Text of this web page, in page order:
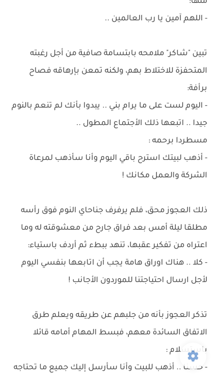
- اللهم آمين يا رب العالمين ..
تبين "شاكر" ملامحه بابتسامة صافية من أجل رغبته
المتحفزة للاختلاط بهم، ولكنه تمعن بإرهاقه فصاح
برأفة:
- اليوم لست على ما يرام بني .. يبدوا بأنك لم تنعم بالنوم
جيدا .. اتبعها ذلك الأجتماع المطول ..
مسطردا برحمه :
- أذهب لبيتك استرح باقي اليوم وأنا سأذهب لمرعاة
الشركة والعمل مكانك !
ذلك العجوز محق، فلم يرفرف جناحاي النوم فوق رأسه
مطلقا ليلة أمس بعد فراق جارح من معشوقته له وما
اعتراه من تفكير عقبها، تنهد ببطء ثم أردف باستياء:
- كلا .. هناك اوراق هامة يجب أن اتابعها بنفسي اليوم
لأجل ارسال احتياجتنا للموردون الأجانب !
تذكر العجوز بأنه من جلبهم عن طريقه ويعلم طرق
الاتفاق السائدة معهم، فبسط المهام أمامه قائلا
باستسلام :
- حسنا .. أذهب للبيت وأنا سأرسل إليك جميع ما تحتاجه